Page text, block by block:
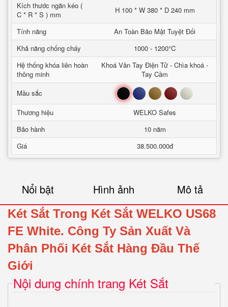
Kích thước ngăn kéo (
C * R * S ) mm
H 100 * W 380 * D 240 mm
Tính năng
An Toàn Bảo Mật Tuyệt Đối
Khả năng chống cháy
1000 - 1200°C
Hệ thống khóa liên hoàn
thông minh
Khoá Vân Tay Điện Tử - Chìa khoá -
Tay Cầm
Mầu sắc
Đen Xanh Nâu Đỏ Trắng
Thương hiệu
WELKO Safes
Bảo hành
10 năm
Giá
38.500.000đ
Nổi bật Hình ảnh Mô tả
Két Sắt Trong Két Sắt WELKO US68
FE White. Công Ty Sản Xuất Và
Phân Phối Két Sắt Hàng Đầu Thế
Giới
Nội dung chính trang Két Sắt